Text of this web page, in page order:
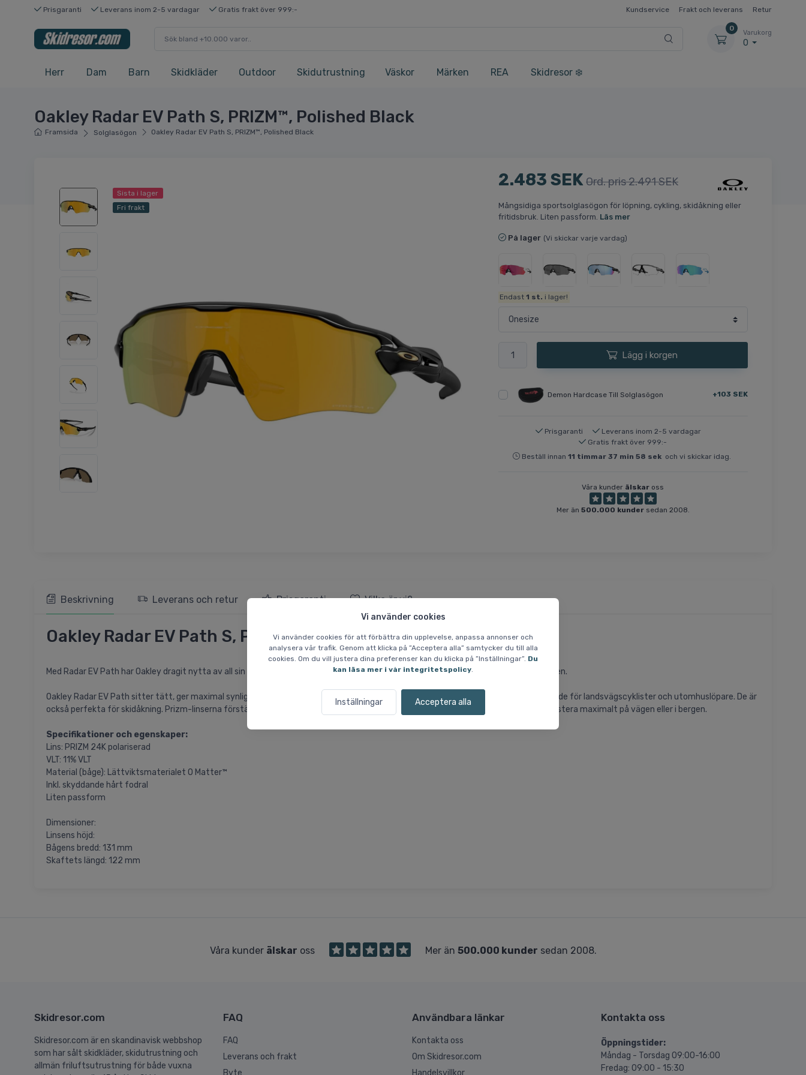
Vi använder cookies
Vi använder cookies för att förbättra din upplevelse, anpassa annonser och
analysera vår trafik. Genom att klicka på ”Acceptera alla” samtycker du till alla
cookies. Om du vill justera dina preferenser kan du klicka på ”Inställningar”. Du
kan läsa mer i vår integritetspolicy
Inställningar Acceptera alla
Prisgaranti Leverans inom 2-5 vardagar Gratis frakt över 999:- Kundservice Frakt och leverans Retur
0
Varukorg
0
Herr Dam Barn Skidkläder Outdoor Skidutrustning Väskor Märken REA Skidresor ❄️
Oakley Radar EV Path S, PRIZM™, Polished Black
Framsida Solglasögon Oakley Radar EV Path S, PRIZM™, Polished Black
Sista i lager
Fri frakt
2.483 SEK Ord. pris 2.491 SEK
Mångsidiga sportsolglasögon för löpning, cykling, skidåkning eller
fritidsbruk. Liten passform. Läs mer
På lager (Vi skickar varje vardag)
Endast1 st. i lager!
Lägg i korgen
Demon Hardcase Till Solglasögon +103 SEK
Prisgaranti
Leverans inom 2-5 vardagar
Gratis frakt över 999:-
Beställ innan11 timmar37 min58 sek och vi skickar idag.
Våra kunder älskar oss
Mer än 500.000 kundersedan 2008.
Beskrivning Leverans och retur Prisgaranti Vilka är vi?
Oakley Radar EV Path S, PRIZM™, Polished Black
Med Radar EV Path har Oakley dragit nytta av all sin erfarenhet av solglasögondesign för att ta fram den ultimata sportsolglasögonen.
Oakley Radar EV Path sitter tätt, ger maximal synlighet och väger väldigt lite. Den här modellen levereras med linser som är utformade för landsvägscyklister och utomhuslöpare. De är
också perfekta för skidåkning. Prizm-linserna förstärker kontraster och färger och framhäver detaljer - allt för att du ska kunna prestera maximalt på vägen eller i bergen.
Specifikationer och egenskaper:
Lins: PRIZM 24K polariserad
VLT: 11% VLT
Material (båge): Lättviktsmaterialet O Matter™
Inkl. skyddande hårt fodral
Liten passform
Dimensioner:
Linsens höjd:
Bågens bredd: 131 mm
Skaftets längd: 122 mm
Våra kunder älskar oss Mer än 500.000 kunder sedan 2008.
Skidresor.com
Skidresor.com är en skandinavisk webbshop
som har sålt skidkläder, skidutrustning och
allmän friluftsutrustning för både vuxna
FAQ
FAQ
Leverans och frakt
Användbara länkar
Kontakta oss
Om Skidresor.com
Kontakta oss
Öppningstider:
Måndag - Torsdag 09:00-16:00
Fredag: 09:00 - 15:30